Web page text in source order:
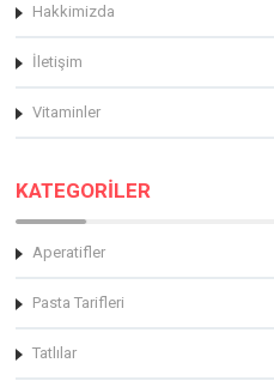
Hakkimizda
İletişim
Vitaminler
KATEGORİLER
Aperatifler
Pasta Tarifleri
Tatlılar